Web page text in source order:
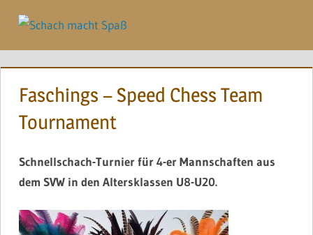
Inhalt
springen
Faschings – Speed Chess Team
Tournament
Schnellschach-Turnier für 4-er Mannschaften aus
dem SVW in den Altersklassen U8-U20.